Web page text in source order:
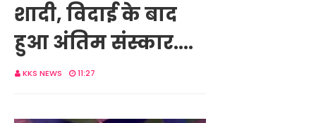
शादी, विदाई के बाद
हुआ अंतिम संस्कार....
KKS NEWS 11:27